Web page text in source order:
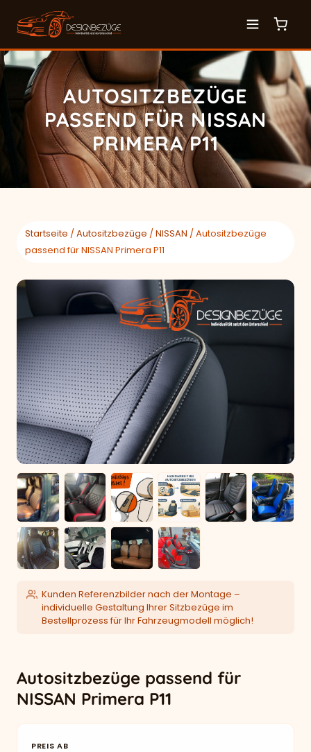
AUTOSITZBEZÜGE
PASSEND FÜR NISSAN
PRIMERA P11
Startseite /Autositzbezüge /NISSAN / Autositzbezüge
passend für NISSAN Primera P11
Kunden Referenzbilder nach der Montage –
individuelle Gestaltung Ihrer Sitzbezüge im
Bestellprozess für Ihr Fahrzeugmodell möglich!
Autositzbezüge passend für
NISSAN Primera P11
PREIS AB